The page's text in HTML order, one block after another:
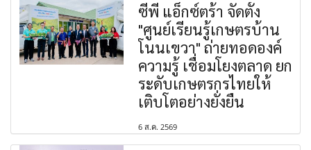
ซีพี แอ็กซ์ตร้า จัดตั้ง
"ศูนย์เรียนรู้เกษตรบ้าน
โนนเขวา" ถ่ายทอดองค์
ความรู้ เชื่อมโยงตลาด ยก
ระดับเกษตรกรไทยให้
เติบโตอย่างยั่งยืน
6 ส.ค. 2569